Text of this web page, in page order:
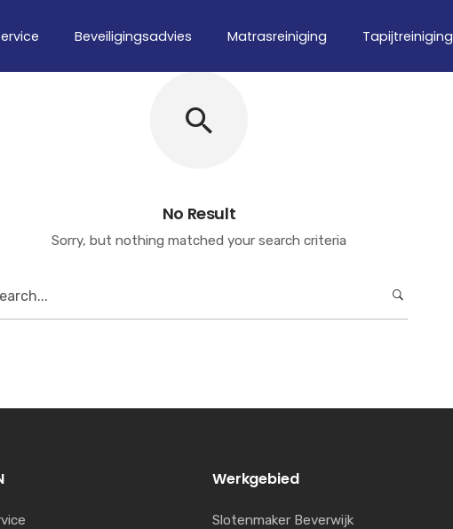
Beveiligingsadvies Matrasreiniging Tapijtreiniging
No Result
Sorry, but nothing matched your search criteria
Werkgebied
Slotenmaker Beverwijk